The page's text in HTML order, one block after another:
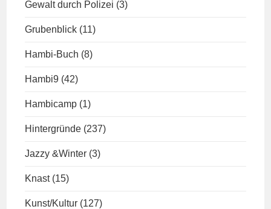
Gewalt durch Polizei (3)
Grubenblick (11)
Hambi-Buch (8)
Hambi9 (42)
Hambicamp (1)
Hintergründe (237)
Jazzy &Winter (3)
Knast (15)
Kunst/Kultur (127)